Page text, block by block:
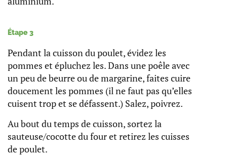
Étape 3
Pendant la cuisson du poulet, évidez les
pommes et épluchez les. Dans une poêle avec
un peu de beurre ou de margarine, faites cuire
doucement les pommes (il ne faut pas qu’elles
cuisent trop et se défassent.) Salez, poivrez.
Au bout du temps de cuisson, sortez la
sauteuse/cocotte du four et retirez les cuisses
de poulet.